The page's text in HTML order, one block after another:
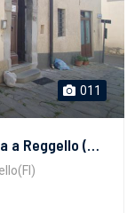
011
Appartamento con negozio e cantina a Reggello (FI), Piazza Santa Margherita, Loc. Cancelli - LOTTO 4